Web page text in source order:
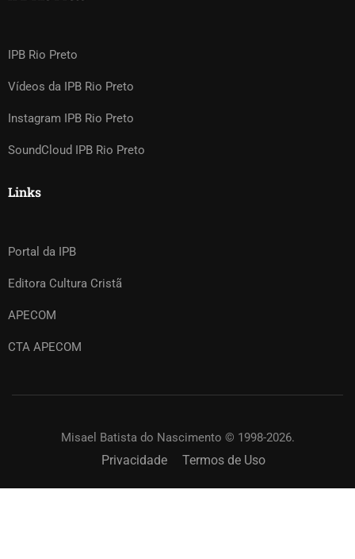
IPB Rio Preto
Vídeos da IPB Rio Preto
Instagram IPB Rio Preto
SoundCloud IPB Rio Preto
Links
Portal da IPB
Editora Cultura Cristã
APECOM
CTA APECOM
Misael Batista do Nascimento © 1998-2026.
Privacidade Termos de Uso